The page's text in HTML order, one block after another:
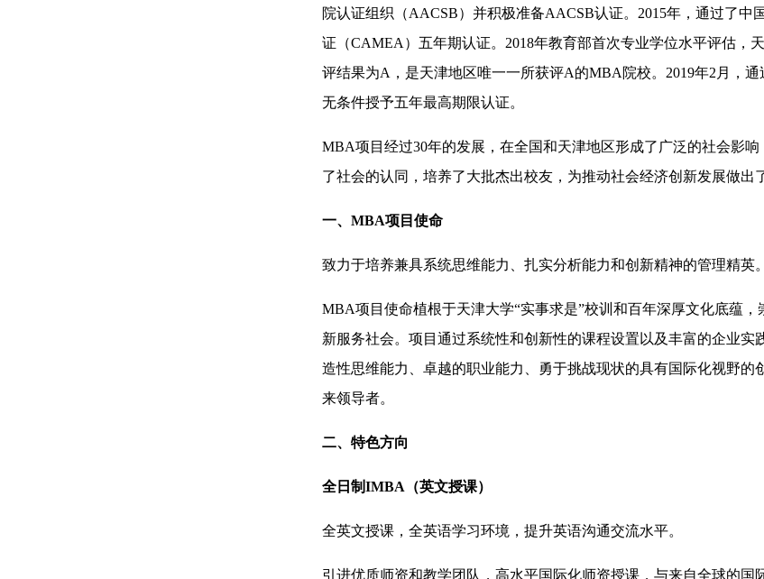
院认证组织（AACSB）并积极准备AACSB认证。2015年，通过了中
证（CAMEA）五年期认证。2018年教育部首次专业学位水平评估，
评结果为A，是天津地区唯一一所获评A的MBA院校。2019年2月，
无条件授予五年最高期限认证。
MBA项目经过30年的发展，在全国和天津地区形成了广泛的社会影
了社会的认同，培养了大批杰出校友，为推动社会经济创新发展做出
一、MBA项目使命
致力于培养兼具系统思维能力、扎实分析能力和创新精神的管理精英。
MBA项目使命植根于天津大学“实事求是”校训和百年深厚文化底蕴，
新服务社会。项目通过系统性和创新性的课程设置以及丰富的企业实
造性思维能力、卓越的职业能力、勇于挑战现状的具有国际化视野的
来领导者。
二、特色方向
全日制IMBA（英文授课）
全英文授课，全英语学习环境，提升英语沟通交流水平。
引进优质师资和教学团队，高水平国际化师资授课，与来自全球的国